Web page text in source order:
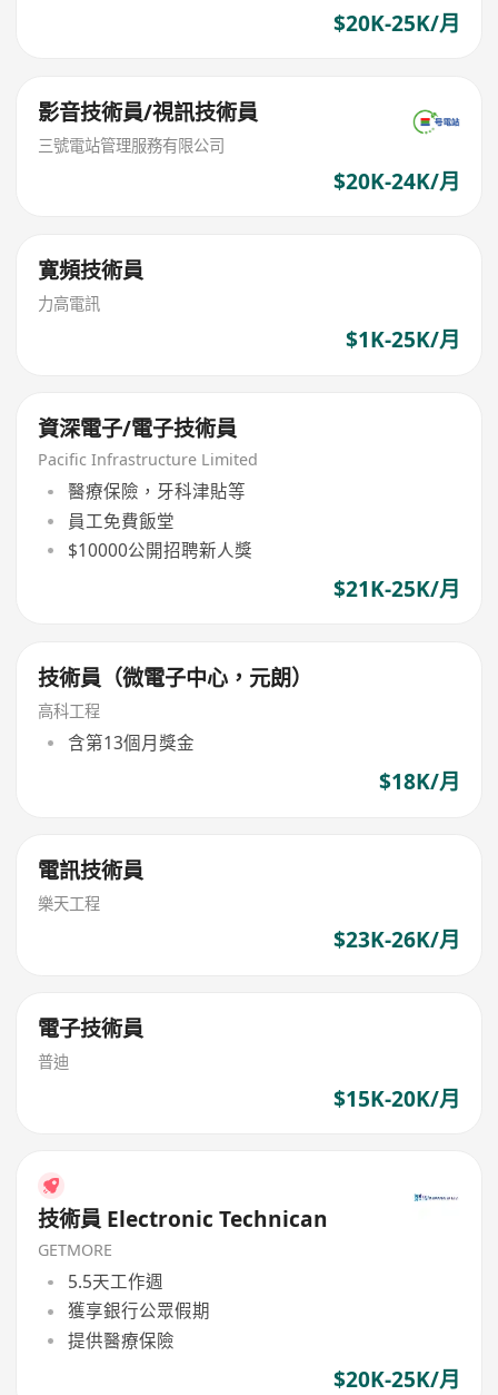
$20K-25K/月
影音技術員/視訊技術員
三號電站管理服務有限公司
$20K-24K/月
寛頻技術員
力高電訊
$1K-25K/月
資深電子/電子技術員
Pacific Infrastructure Limited
醫療保險，牙科津貼等
員工免費飯堂
$10000公開招聘新人獎
$21K-25K/月
技術員（微電子中心，元朗）
高科工程
含第13個月獎金
$18K/月
電訊技術員
樂天工程
$23K-26K/月
電子技術員
普迪
$15K-20K/月
技術員 Electronic Technican
GETMORE
5.5天工作週
獲享銀行公眾假期
提供醫療保險
$20K-25K/月